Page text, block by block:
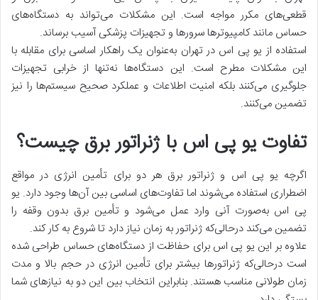
قطعی‌های مکرر مواجه است. این مشکلات می‌تواند به دستگاه‌های
حساس مانند کامپیوترها سرورها و تجهیزات پزشکی آسیب برساند.
استفاده از یو پی اس در تهران به‌عنوان یک راهکار اساسی برای مقابله با
این مشکلات مطرح است. این دستگاه‌ها نه‌تنها از خرابی تجهیزات
جلوگیری می‌کنند بلکه امنیت اطلاعات و عملکرد صحیح سیستم‌ها را نیز
تضمین می‌کنند.
تفاوت یو پی اس با ژنراتور برق چیست؟
اگرچه یو پی اس و ژنراتور برق هر دو برای تأمین انرژی در مواقع
اضطراری استفاده می‌شوند اما تفاوت‌های اساسی بین آن‌ها وجود دارد. یو
پی اس به‌صورت آنی وارد عمل می‌شود و تأمین برق بدون وقفه را
تضمین می‌کند درحالی‌که ژنراتور به زمان نیاز دارد تا شروع به کار کند.
علاوه بر این یو پی اس برای حفاظت از دستگاه‌های حساس طراحی شده
است درحالی‌که ژنراتورها بیشتر برای تأمین انرژی در حجم بالا و مدت
زمان طولانی مناسب هستند. بنابراین انتخاب بین این دو به نیازهای شما